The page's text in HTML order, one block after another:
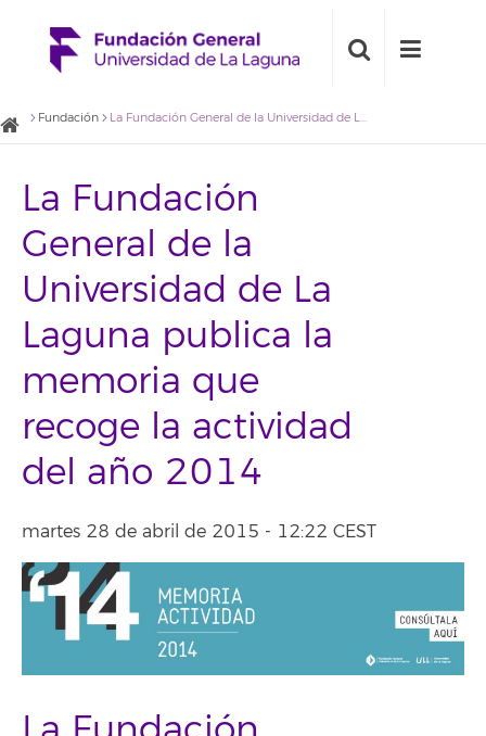
Fundación La Fundación General de la Universidad de La Laguna publica la memoria que recoge la actividad del año 2014
La Fundación
General de la
Universidad de La
Laguna publica la
memoria que
recoge la actividad
del año 2014
martes 28 de abril de 2015 - 12:22 CEST